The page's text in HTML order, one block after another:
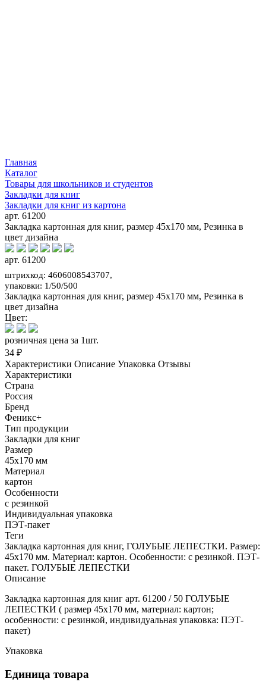
Главная
Каталог
Товары для школьников и студентов
Закладки для книг
Закладки для книг из картона
арт. 61200
Закладка картонная для книг, размер 45х170 мм, Резинка в
цвет дизайна
арт. 61200
штрихкод: 4606008543707,
упаковки: 1/50/500
Закладка картонная для книг, размер 45х170 мм, Резинка в
цвет дизайна
Цвет:
розничная цена за 1шт.
34 ₽
Характеристики Описание Упаковка Отзывы
Характеристики
Страна
Россия
Бренд
Феникс+
Тип продукции
Закладки для книг
Размер
45х170 мм
Материал
картон
Особенности
с резинкой
Индивидуальная упаковка
ПЭТ-пакет
Теги
Закладка картонная для книг, ГОЛУБЫЕ ЛЕПЕСТКИ. Размер:
45х170 мм. Материал: картон. Особенности: с резинкой. ПЭТ-
пакет. ГОЛУБЫЕ ЛЕПЕСТКИ
Описание
Закладка картонная для книг арт. 61200 / 50 ГОЛУБЫЕ
ЛЕПЕСТКИ ( размер 45х170 мм, материал: картон;
особенности: с резинкой, индивидуальная упаковка: ПЭТ-
пакет)
Упаковка
Единица товара